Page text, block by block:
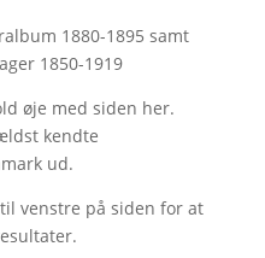
1880-1895 samt
1850-1919
øje med siden her.
kendte
ud.
venstre på siden for at